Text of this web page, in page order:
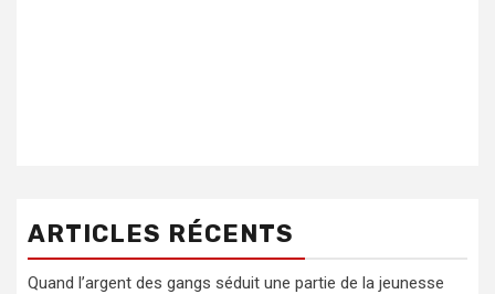
ARTICLES RÉCENTS
Quand l’argent des gangs séduit une partie de la jeunesse